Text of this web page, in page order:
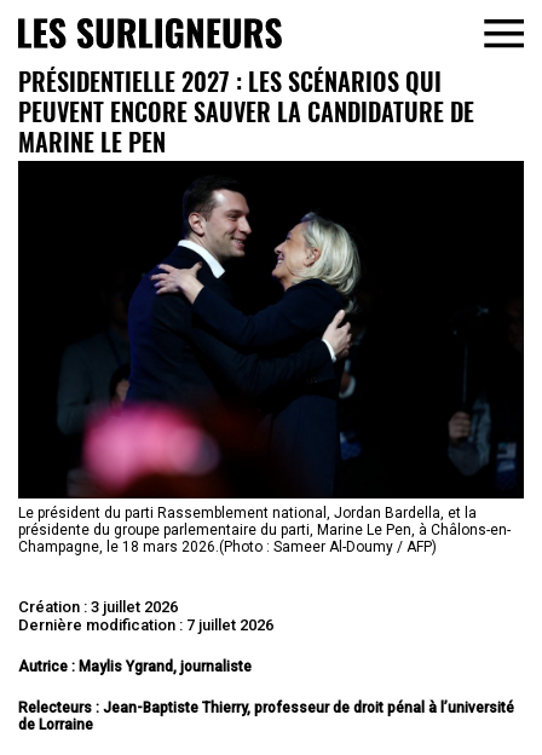
PRÉSIDENTIELLE 2027 : LES SCÉNARIOS QUI
PEUVENT ENCORE SAUVER LA CANDIDATURE DE
MARINE LE PEN
Le président du parti Rassemblement national, Jordan Bardella, et la
présidente du groupe parlementaire du parti, Marine Le Pen, à Châlons-en-
Champagne, le 18 mars 2026.(Photo : Sameer Al-Doumy / AFP)
Création : 3 juillet 2026
Dernière modification : 7 juillet 2026
Autrice : Maylis Ygrand, journaliste
Relecteurs : Jean-Baptiste Thierry, professeur de droit pénal à l’université
de Lorraine